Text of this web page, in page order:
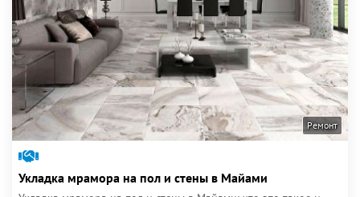
Ремонт
Укладка мрамора на пол и стены в Майами